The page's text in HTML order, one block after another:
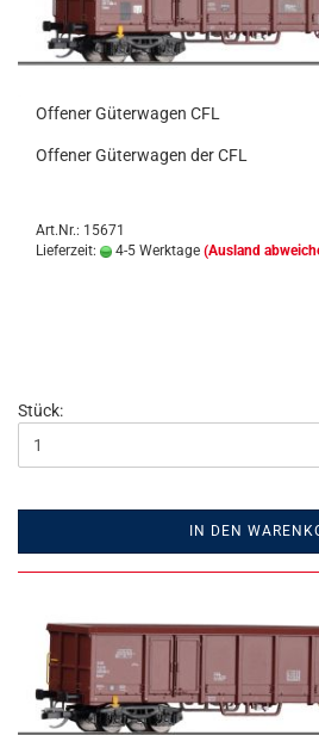
Offener Güterwagen CFL
Offener Güterwagen der CFL
Art.Nr.: 15671
Lieferzeit:
4-5 Werktage (Ausland
Stück:
IN DEN